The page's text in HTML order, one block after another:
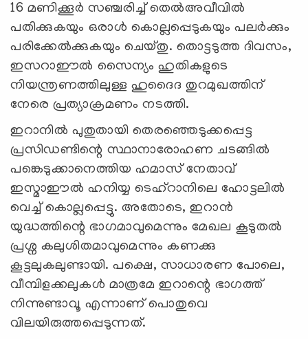
16 മണിക്കൂര്‍ സഞ്ചരിച്ച് തെല്‍അവീവില്‍
പതിക്കുകയും ഒരാള്‍ കൊല്ലപ്പെടുകയും പലര്‍ക്കും
പരിക്കേല്‍ക്കുകയും ചെയ്തു. തൊട്ടടുത്ത ദിവസം,
ഇസറാഈല്‍ സൈന്യം ഹുതികളുടെ
നിയന്ത്രണത്തിലുള്ള ഹുദൈദ തുറമുഖത്തിന്
നേരെ പ്രത്യാക്രമണം നടത്തി.
ഇറാനില്‍ പുതുതായി തെരഞ്ഞെടുക്കപ്പെട്ട
പ്രസിഡണ്ടിന്റെ സ്ഥാനാരോഹണ ചടങ്ങില്‍
പങ്കെടുക്കാനെത്തിയ ഹമാസ് നേതാവ്
ഇസ്മാഈല്‍ ഹനിയ്യ ടെഹ്റാനിലെ ഹോട്ടലില്‍
വെച്ച് കൊല്ലപ്പെട്ടു. അതോടെ, ഇറാന്‍
യുദ്ധത്തിന്റെ ഭാഗമാവുമെന്നും മേഖല കൂടുതല്‍
പ്രശ്ന കലുശിതമാവുമെന്നും കണക്കു
കൂട്ടലുകലുണ്ടായി. പക്ഷെ, സാധാരണ പോലെ,
വീമ്പിളക്കലുകള്‍ മാത്രമേ ഇറാന്റെ ഭാഗത്ത്
നിന്നുണ്ടാവൂ എന്നാണ് പൊതുവെ
വിലയിരുത്തപ്പെടുന്നത്.